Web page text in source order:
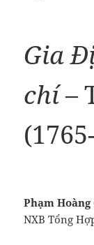
Gia
chí–
Phạm
NXB Tổng